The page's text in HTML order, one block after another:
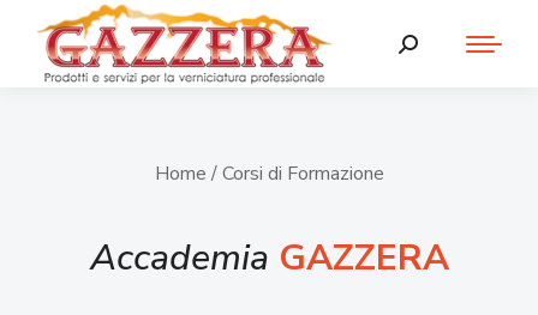
Home / Corsi di Formazione
Accademia GAZZERA